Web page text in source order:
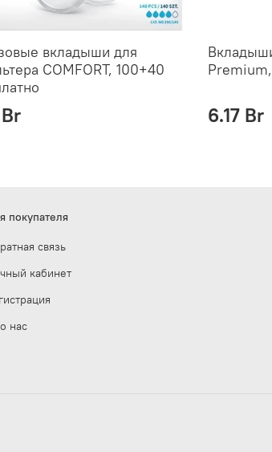
вкладыши для
COMFORT, 100+40
6.17 Br
покупателя
связь
кабинет
нас